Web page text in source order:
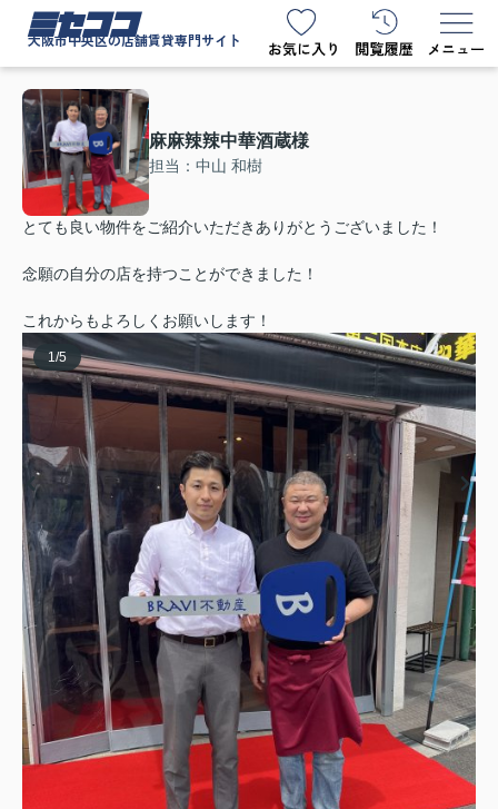
ミセココ
大阪市中央区の店舗賃貸専門サイト
麻麻辣辣中華酒蔵様
担当：中山 和樹
とても良い物件をご紹介いただきありがとうございました！
念願の自分の店を持つことができました！
これからもよろしくお願いします！
1/5